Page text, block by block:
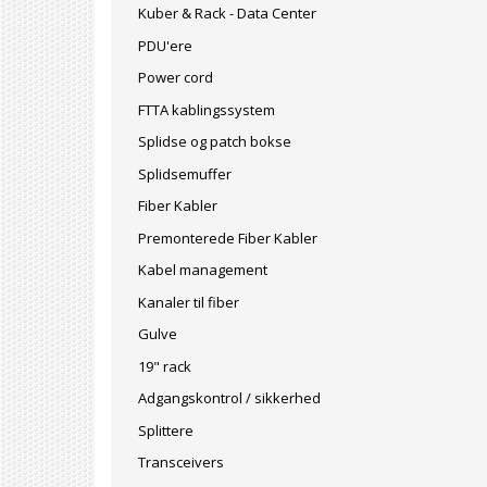
Kuber & Rack - Data Center
PDU'ere
Power cord
FTTA kablingssystem
Splidse og patch bokse
Splidsemuffer
Fiber Kabler
Premonterede Fiber Kabler
Kabel management
Kanaler til fiber
Gulve
19" rack
Adgangskontrol / sikkerhed
Splittere
Transceivers